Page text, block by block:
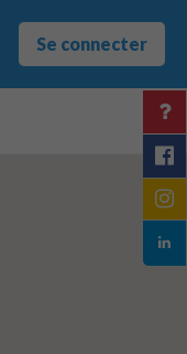
Se connecter